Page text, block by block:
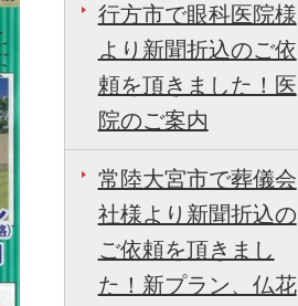
行方市で眼科医院様
より新聞折込のご依
頼を頂きました！医
院のご案内
常陸大宮市で葬儀会
社様より新聞折込の
ご依頼を頂きまし
た！新プラン、仏花